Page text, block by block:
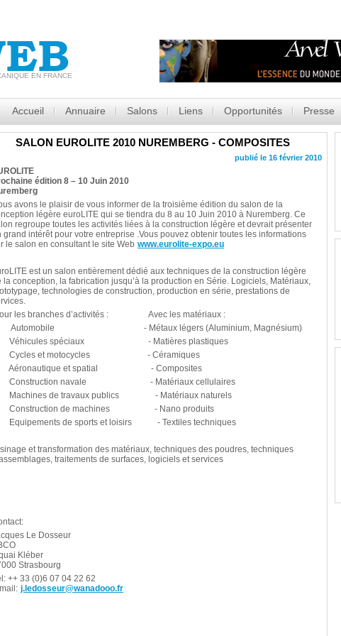
EN FRANCE
Accueil Annuaire Salons Liens Opportunités Presse
SALON EUROLITE 2010 NUREMBERG - COMPOSITES
publié le 16 février 2010
édition 8 – 10 Juin 2010
avons le plaisir de vous informer de la troisième édition du salon de la
légère euroLITE qui se tiendra du 8 au 10 Juin 2010 à Nuremberg. Ce
regroupe toutes les activités liées à la construction légère et devrait présenter
grand intérêt pour votre entreprise .Vous pouvez obtenir toutes les informations
le salon en consultant le site Web www.eurolite-expo.eu
est un salon entièrement dédié aux techniques de la construction légère
la conception, la fabrication jusqu’à la production en Série. Logiciels, Matériaux,
technologies de construction, production en série, prestations de
les branches d’activités : Avec les matériaux :
- Métaux légers (Aluminium, Magnésium)
spéciaux - Matières plastiques
et motocycles - Céramiques
et spatial - Composites
navale - Matériaux cellulaires
de travaux publics - Matériaux naturels
de machines - Nano produits
de sports et loisirs - Textiles techniques
et transformation des matériaux, techniques des poudres, techniques
traitements de surfaces, logiciels et services
Le Dosseur
Kléber
Strasbourg
++ 33 (0)6 07 04 22 62
j.ledosseur@wanadooo.fr